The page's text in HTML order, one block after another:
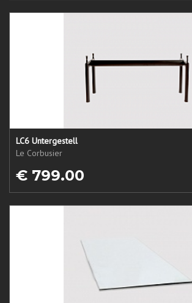
LC6 Untergestell
Le Corbusier
€ 799.00